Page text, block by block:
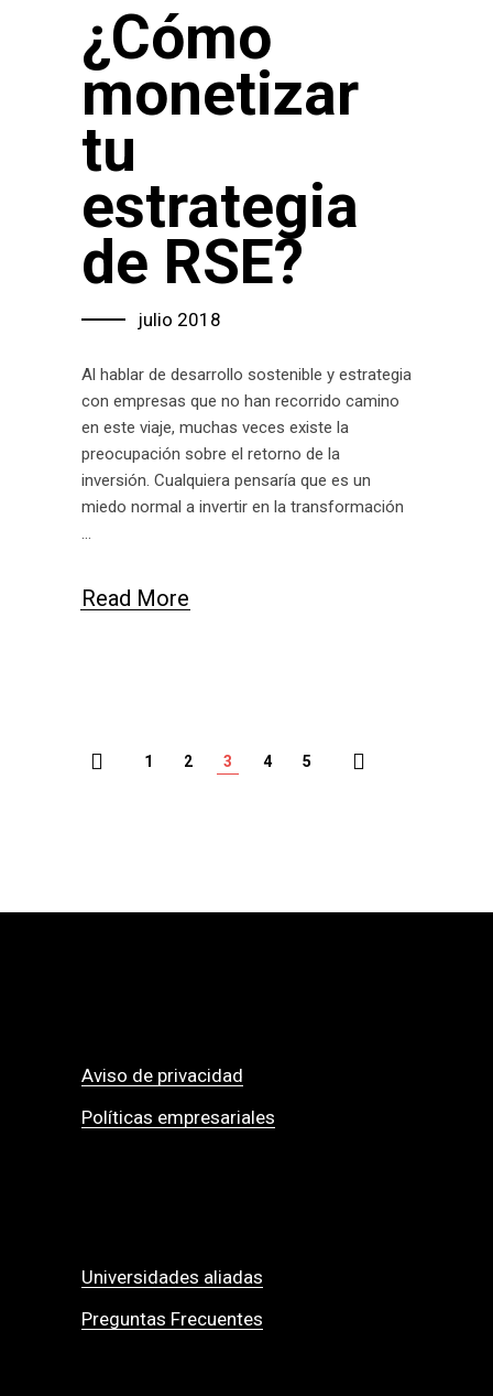
¿Cómo
monetizar
tu
estrategia
de RSE?
julio 2018
Al hablar de desarrollo sostenible y estrategia
con empresas que no han recorrido camino
en este viaje, muchas veces existe la
preocupación sobre el retorno de la
inversión. Cualquiera pensaría que es un
miedo normal a invertir en la transformación
Read More
1 2 3 4 5
Aviso de privacidad
Políticas empresariales
Universidades aliadas
Preguntas Frecuentes